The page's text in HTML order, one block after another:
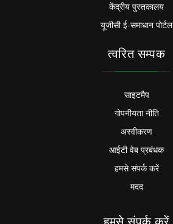
केंद्रीय पुस्तकालय
यूजीसी ई-समाधान पोर्टल
त्वरित सम्पक
साइटमैप
गोपनीयता नीति
अस्वीकरण
आईटी वेब प्रबंधक
हमसे संपर्क करें
मदद